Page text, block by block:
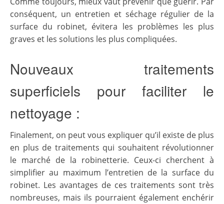
conséquent, un entretien et séchage régulier de la
surface du robinet, évitera les problèmes les plus
graves et les solutions les plus compliquées.
Nouveaux traitements
superficiels pour faciliter le
nettoyage :
Finalement, on peut vous expliquer qu’il existe de plus
en plus de traitements qui souhaitent révolutionner
le marché de la robinetterie. Ceux-ci cherchent à
simplifier au maximum l’entretien de la surface du
robinet. Les avantages de ces traitements sont très
nombreuses, mais ils pourraient également enchérir